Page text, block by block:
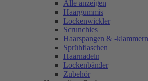
Alle anzeigen
Haargummis
Lockenwickler
Scrunchies
Haarspangen & -klammern
Sprühflaschen
Haarnadeln
Lockenbänder
Zubehör